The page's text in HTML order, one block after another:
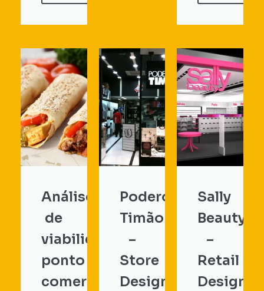
Análise
de
viabilidade
ponto
comercial...
Poderoso
Timão
–
Store
Design...
Sally
Beauty
–
Retail
Design...